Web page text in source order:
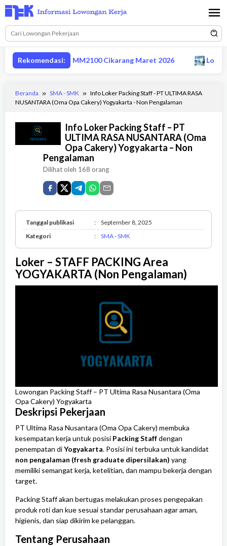
Loncat
ke
konten
Rekomendasi:
produksi MM2100 Cikarang Maret 2026
Beranda SMA - SMK
Info Loker Packing Staff - PT ULTIMA RASA
NUSANTARA (Oma Opa Cakery) Yogyakarta - Non Pengalaman
Info Loker Packing Staff – PT
ULTIMA RASA NUSANTARA (Oma
Opa Cakery) Yogyakarta – Non
Pengalaman
Dilihat oleh 168 orang
Tanggal publikasi :
September 8, 2025
Kategori
: SMA - SMK
Loker – STAFF PACKING Area
YOGYAKARTA (Non Pengalaman)
Lowongan Packing Staff – PT Ultima Rasa Nusantara (Oma
Opa Cakery) Yogyakarta
Deskripsi Pekerjaan
PT Ultima Rasa Nusantara (Oma Opa Cakery) membuka
kesempatan kerja untuk posisi Packing Staffdengan
penempatan diYogyakarta. Posisi ini terbuka untuk kandidat
non pengalaman (fresh graduate dipersilakan) yang
memiliki semangat kerja, ketelitian, dan mampu bekerja dengan
target.
Packing Staff akan bertugas melakukan proses pengepakan
produk roti dan kue sesuai standar perusahaan agar aman,
higienis, dan siap dikirim ke pelanggan.
Tentang Perusahaan